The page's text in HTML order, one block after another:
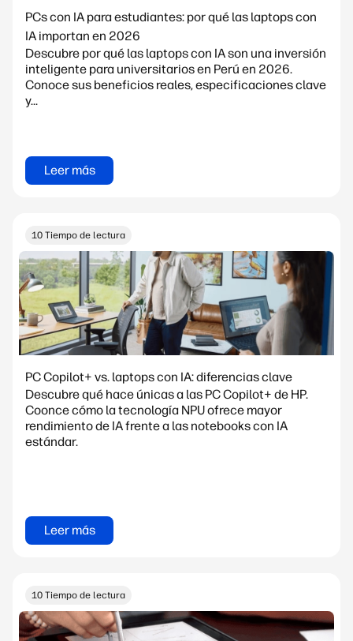
PCs con IA para estudiantes: por qué las laptops con
IA importan en 2026
Descubre por qué las laptops con IA son una inversión
inteligente para universitarios en Perú en 2026.
Conoce sus beneficios reales, especificaciones clave
y...
Leer más
10 Tiempo de lectura
PC Copilot+ vs. laptops con IA: diferencias clave
Descubre qué hace únicas a las PC Copilot+ de HP.
Coonce cómo la tecnología NPU ofrece mayor
rendimiento de IA frente a las notebooks con IA
estándar.
Leer más
10 Tiempo de lectura